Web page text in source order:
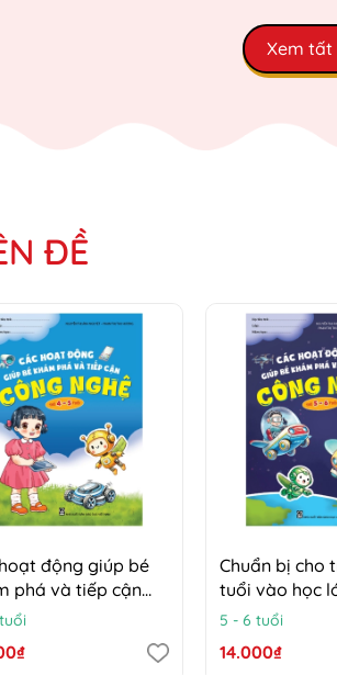
Xem tất
ĐỀ
động giúp bé
phá và tiếp cận
nghệ (Trẻ 4 - 5 tuổi)
Chuẩn bị cho
tuổi vào học
(Đáp ứng yêu
thông
dục phổ thông
5 - 6 tuổi
14.000₫